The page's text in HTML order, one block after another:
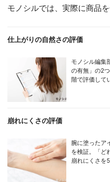
モノシルでは、実際に商品
仕上がりの自然さの評価
モノシル編集
の有無」の2
階で評価して
崩れにくさの評価
腕に塗ったア
を検証。「ど
崩れにくさを